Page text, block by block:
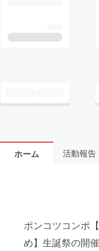
ホーム 活動報告
ポンコツコンポ
め】生誕祭の開